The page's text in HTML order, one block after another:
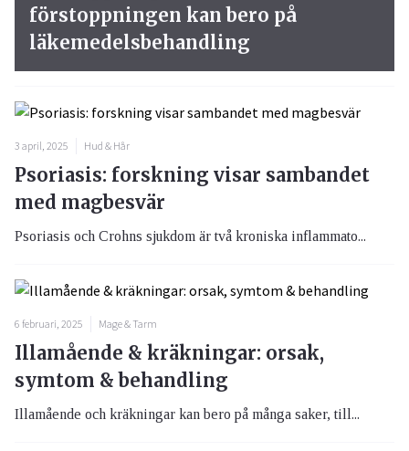
3 april, 2025 Hud & Hår
Psoriasis: forskning visar sambandet
med magbesvär
Psoriasis och Crohns sjukdom är två kroniska inflammato...
6 februari, 2025 Mage & Tarm
Illamående & kräkningar: orsak,
symtom & behandling
Illamående och kräkningar kan bero på många saker, till...
förstoppningen kan bero på
läkemedelsbehandling